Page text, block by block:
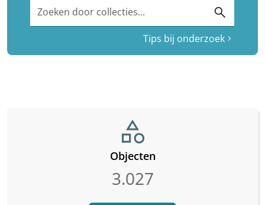
search
Tips bij onderzoek chevron_right
category
Objecten
3.027